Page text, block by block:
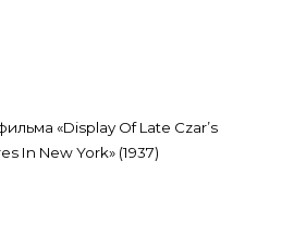
«Display Of Late Czar’s
In New York» (1937)